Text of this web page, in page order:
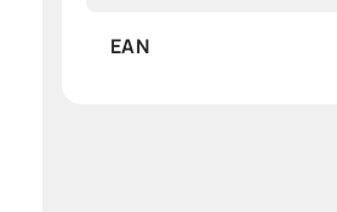
EAN